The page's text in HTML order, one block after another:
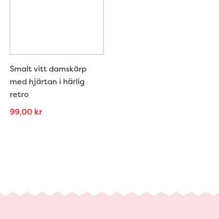
Smalt vitt damskärp
med hjärtan i härlig
retro
99,00 kr